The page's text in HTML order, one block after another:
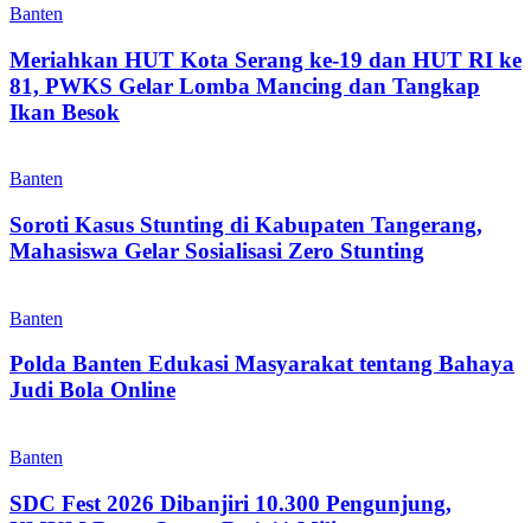
Banten
Meriahkan HUT Kota Serang ke-19 dan HUT RI ke
81, PWKS Gelar Lomba Mancing dan Tangkap
Ikan Besok
Banten
Soroti Kasus Stunting di Kabupaten Tangerang,
Mahasiswa Gelar Sosialisasi Zero Stunting
Banten
Polda Banten Edukasi Masyarakat tentang Bahaya
Judi Bola Online
Banten
SDC Fest 2026 Dibanjiri 10.300 Pengunjung,